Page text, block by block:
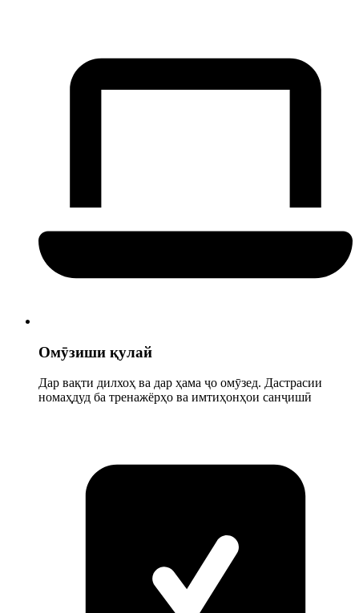
Омӯзиши қулай
Дар вақти дилхоҳ ва дар ҳама ҷо омӯзед. Дастрасии
номаҳдуд ба тренажёрҳо ва имтиҳонҳои санҷишӣ